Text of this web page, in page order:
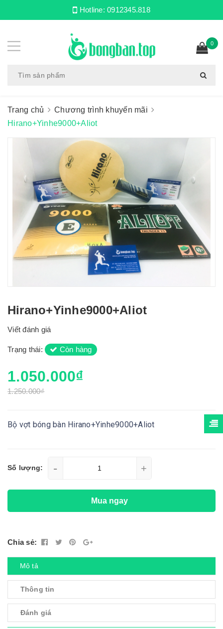
Hotline: 0912345.818
0
Trang chủ
Chương trình khuyến mãi
Hirano+Yinhe9000+Aliot
Hirano+Yinhe9000+Aliot
Viết đánh giá
Trạng thái: Còn hàng
1.050.000₫
1.250.000₫
Bộ vợt bóng bàn Hirano+Yinhe9000+Aliot
Số lượng: - +
Mua ngay
Chia sẻ:
Mô tả
Thông tin
Đánh giá